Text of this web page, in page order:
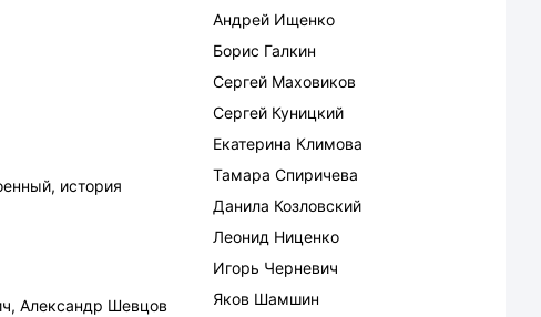
, история
, Александр Шевцов
Андрей Ищенко
Борис Галкин
Сергей Маховиков
Сергей Куницкий
Екатерина Климова
Тамара Спиричева
Данила Козловский
Леонид Ниценко
Игорь Черневич
Яков Шамшин